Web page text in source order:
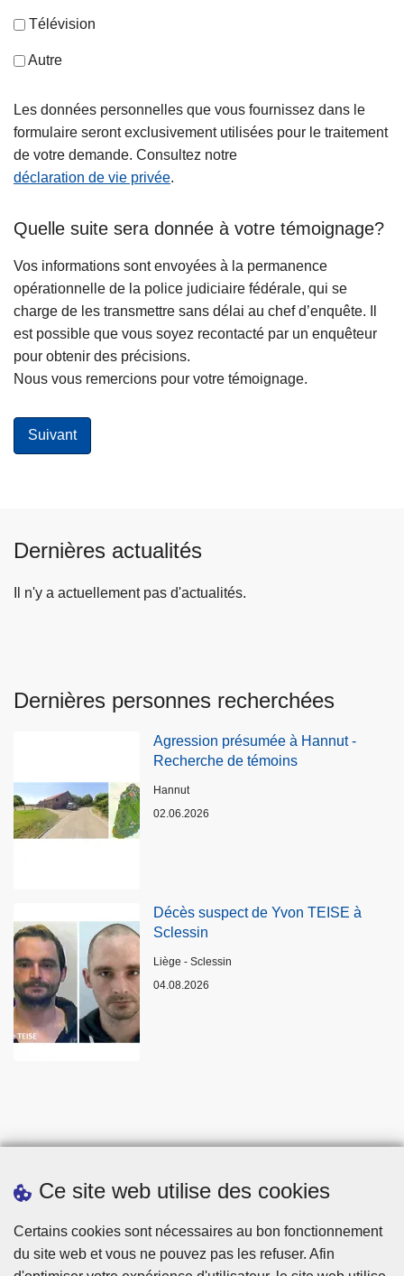
Ce site web utilise des cookies
Certains cookies sont nécessaires au bon fonctionnement
du site web et vous ne pouvez pas les refuser. Afin
Télévision
Autre
Les données personnelles que vous fournissez dans le
formulaire seront exclusivement utilisées pour le traitement
de votre demande. Consultez notre
déclaration de vie privée.
Quelle suite sera donnée à votre témoignage?
Vos informations sont envoyées à la permanence
opérationnelle de la police judiciaire fédérale, qui se
charge de les transmettre sans délai au chef d’enquête. Il
est possible que vous soyez recontacté par un enquêteur
pour obtenir des précisions.
Nous vous remercions pour votre témoignage.
Dernières actualités
Il n'y a actuellement pas d'actualités.
Dernières personnes recherchées
Agression présumée à Hannut -
Recherche de témoins
Lieux
Hannut
02.06.2026
Décès suspect de Yvon TEISE à
Sclessin
Lieux
Liège - Sclessin
04.08.2026
Statistiques